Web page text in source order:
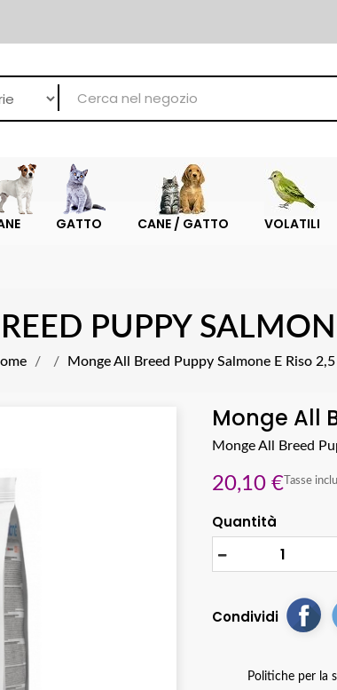
GATTO CANE / GATTO VOLATILI
PUPPY
Monge All Breed Puppy Salmone E Riso
Monge All
Monge All Breed
20,10 € Tasse
Quantità
Condividi
Politiche per la